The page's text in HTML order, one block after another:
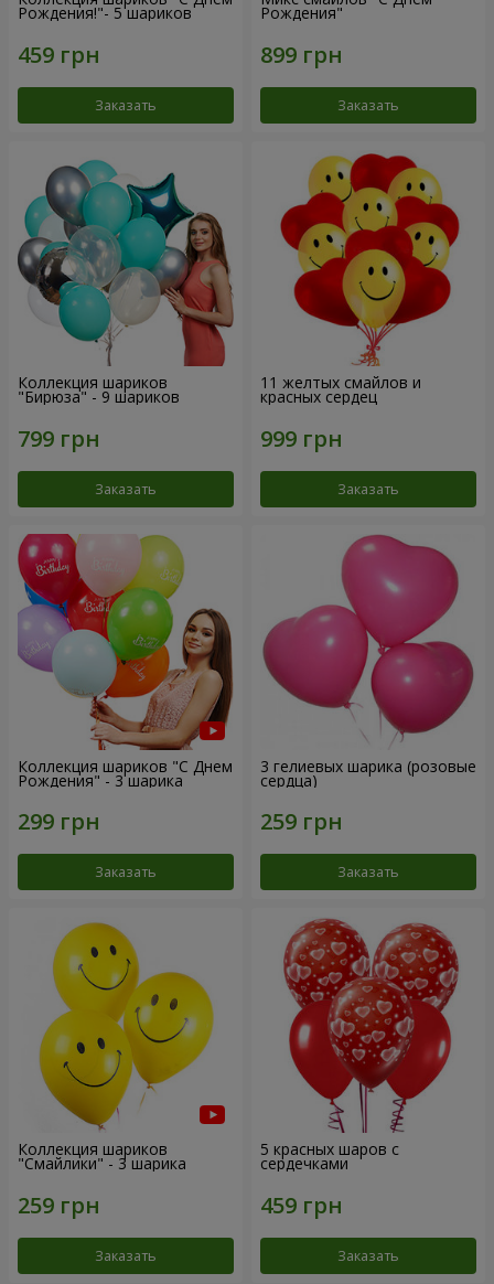
Рождения!"- 5 шариков
Заказать
Рождения"
Заказать
Коллекция шариков
"Бирюза" - 9 шариков
Заказать
11 желтых смайлов и
красных сердец
Заказать
Коллекция шариков "С Днем
Рождения" - 3 шарика
Заказать
3 гелиевых шарика (розовые
сердца)
Заказать
Коллекция шариков
"Смайлики" - 3 шарика
Заказать
5 красных шаров с
сердечками
Заказать